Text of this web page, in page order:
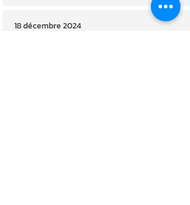
18 décembre 2024